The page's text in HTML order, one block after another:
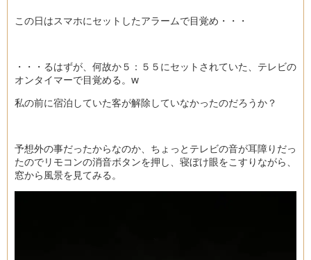
この日はスマホにセットしたアラームで目覚め・・・
・・・るはずが、何故か５：５５にセットされていた、テレビの
オンタイマーで目覚める。w
私の前に宿泊していた客が解除していなかったのだろうか？
予想外の事だったからなのか、ちょっとテレビの音が耳障りだっ
たのでリモコンの消音ボタンを押し、寝ぼけ眼をこすりながら、
窓から風景を見てみる。